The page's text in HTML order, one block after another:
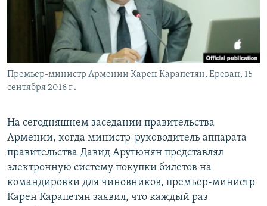
Հայերեն
Русский
Премьер-министр Армении Карен Карапетян, Ереван, 15
сентября 2016 г․
На сегодняшнем заседании правительства
Армении, когда министр-руководитель аппарата
правительства Давид Арутюнян представлял
электронную систему покупки билетов на
командировки для чиновников, премьер-министр
Карен Карапетян заявил, что каждый раз